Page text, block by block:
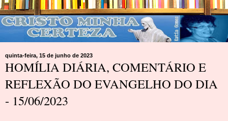
quinta-feira, 15 de junho de 2023
HOMÍLIA DIÁRIA, COMENTÁRIO E
REFLEXÃO DO EVANGELHO DO DIA
- 15/06/2023